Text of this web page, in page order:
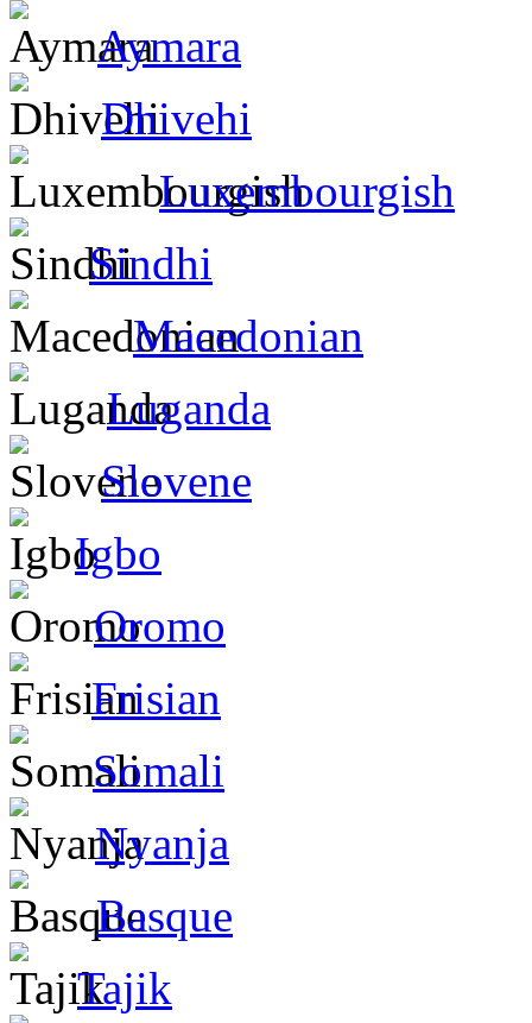
Aymara
Dhivehi
Luxembourgish
Sindhi
Macedonian
Luganda
Slovene
Igbo
Oromo
Frisian
Somali
Nyanja
Basque
Tajik